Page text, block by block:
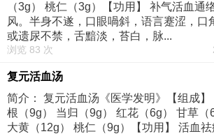
（3g） 桃仁（3g）【功用】 补气活血通
风。半身不遂，口眼喎斜，语言蹇涩，口
或遗尿不禁，舌黯淡，苔白，脉...
浏览 83 次
复元活血汤
简介： 复元活血汤《医学发明》【组成
根（9g） 当归（9g） 红花（6g） 甘草（
大黄（12g） 桃仁（9g）【功用】 活血祛